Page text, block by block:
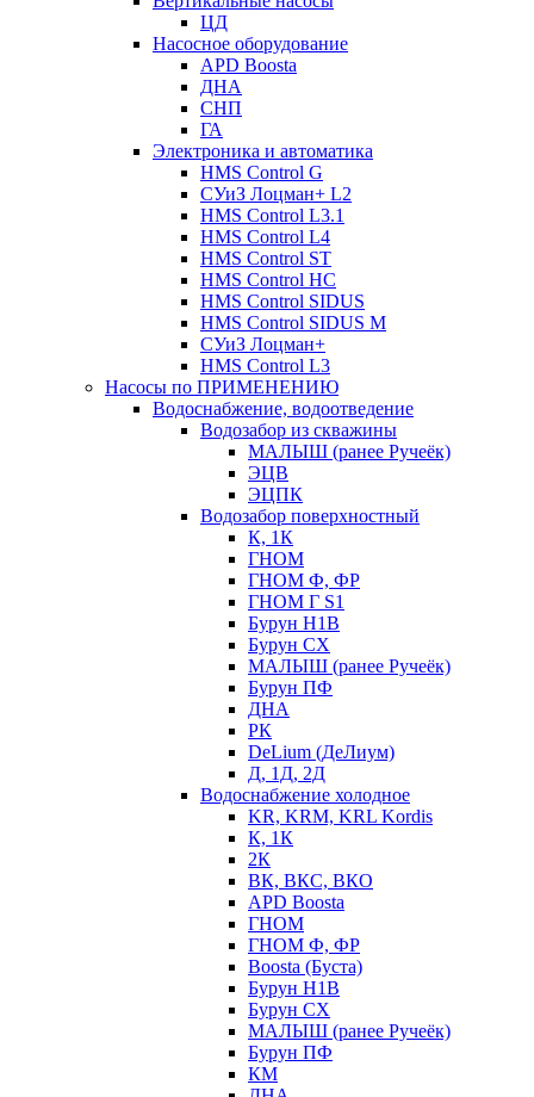
ЦД
Насосное оборудование
APD Boosta
ДНА
СНП
ГА
Электроника и автоматика
HMS Control G
СУиЗ Лоцман+ L2
HMS Control L3.1
HMS Control L4
HMS Control ST
HMS Control HC
HMS Control SIDUS
HMS Control SIDUS M
СУиЗ Лоцман+
HMS Control L3
Насосы по ПРИМЕНЕНИЮ
Водоснабжение, водоотведение
Водозабор из скважины
МАЛЫШ (ранее Ручеёк)
ЭЦВ
ЭЦПК
Водозабор поверхностный
К, 1К
ГНОМ
ГНОМ Ф, ФР
ГНОМ Г S1
Бурун Н1В
Бурун СХ
МАЛЫШ (ранее Ручеёк)
Бурун ПФ
ДНА
РК
DeLium (ДеЛиум)
Д, 1Д, 2Д
Водоснабжение холодное
KR, KRM, KRL Kordis
К, 1К
2К
ВК, ВКС, ВКО
APD Boosta
ГНОМ
ГНОМ Ф, ФР
Boosta (Буста)
Бурун Н1В
Бурун СХ
МАЛЫШ (ранее Ручеёк)
Бурун ПФ
КМ